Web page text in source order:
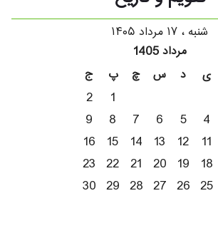
شنبه ، ۱۷ مرداد ۱۴۰۵
مرداد 1405
ج
پ چ س د ی
2
1
9
8 7 6 5 4
16
15 14 13 12 11
23 22 21 20 19 18
30 29 28 27 26 25